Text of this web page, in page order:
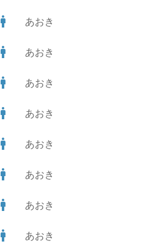
man あおき
man あおき
man あおき
man あおき
man あおき
man あおき
man あおき
man あおき